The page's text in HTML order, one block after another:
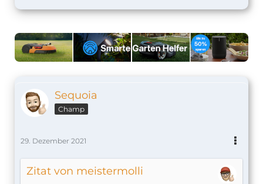
Sequoia
Champ
29. Dezember 2021
Zitat von meistermolli